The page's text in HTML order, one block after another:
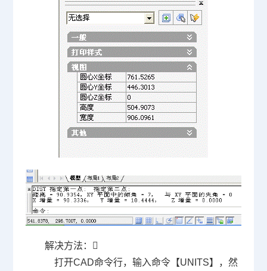
解决方法：
打开CAD命令行，输入命令【UNITS】，然